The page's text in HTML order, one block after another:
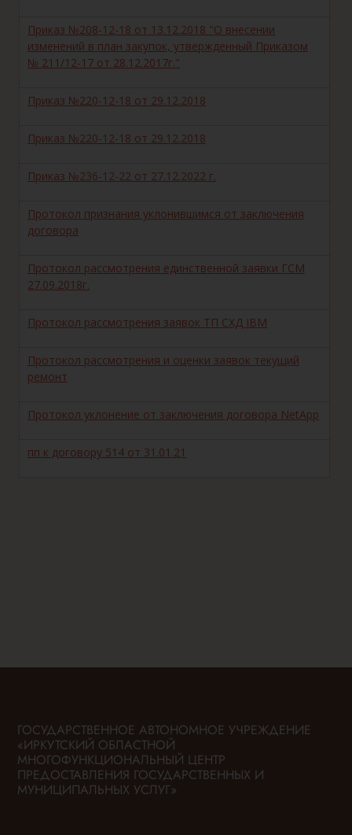
Приказ №208-12-18 от 13.12.2018 "О внесении
изменений в план закупок, утвержденный Приказом
№ 211/12-17 от 28.12.2017г."
Приказ №220-12-18 от 29.12.2018
Приказ №220-12-18 от 29.12.2018
Приказ №236-12-22 от 27.12.2022 г.
Протокол признания уклонившимся от заключения
договора
Протокол рассмотрения единственной заявки ГСМ
27.09.2018г.
Протокол рассмотрения заявок ТП СХД IBM
Протокол рассмотрения и оценки заявок текущий
ремонт
Протокол уклонение от заключения договора NetApp
пп к договору 514 от 31.01.21
ГОСУДАРСТВЕННОЕ АВТОНОМНОЕ УЧРЕЖДЕНИЕ
«ИРКУТСКИЙ ОБЛАСТНОЙ
МНОГОФУНКЦИОНАЛЬНЫЙ ЦЕНТР
ПРЕДОСТАВЛЕНИЯ ГОСУДАРСТВЕННЫХ И
МУНИЦИПАЛЬНЫХ УСЛУГ»